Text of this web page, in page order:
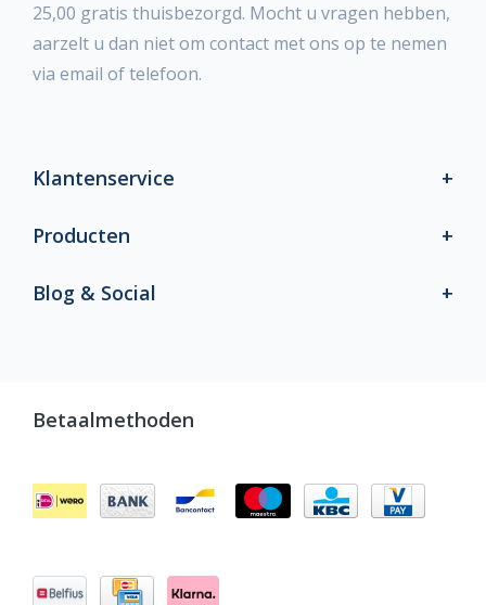
25,00 gratis thuisbezorgd. Mocht u vragen hebben,
aarzelt u dan niet om contact met ons op te nemen
via email of telefoon.
Klantenservice
Producten
Blog & Social
Betaalmethoden